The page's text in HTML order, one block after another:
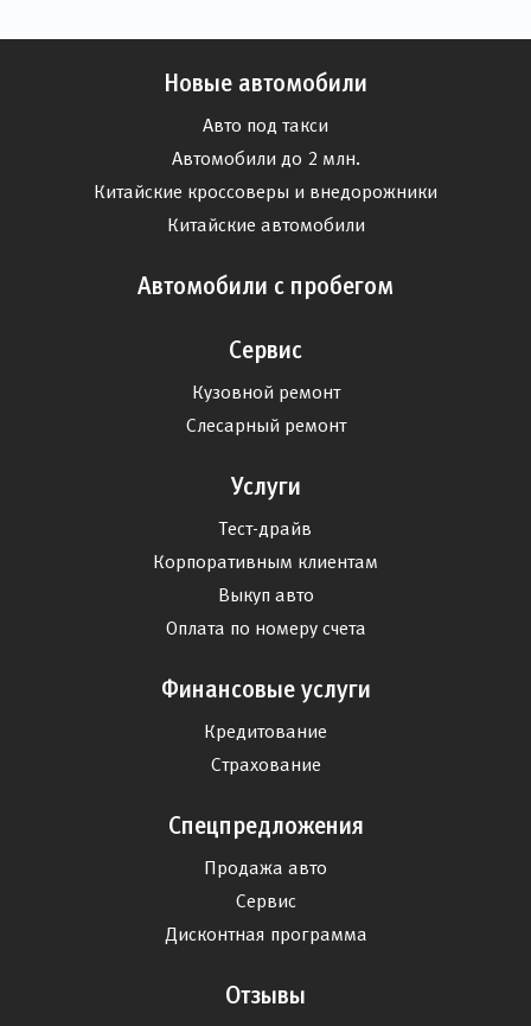
Новые автомобили
Авто под такси
Автомобили до 2 млн.
Китайские кроссоверы и внедорожники
Китайские автомобили
Автомобили с пробегом
Сервис
Кузовной ремонт
Слесарный ремонт
Услуги
Тест-драйв
Корпоративным клиентам
Выкуп авто
Оплата по номеру счета
Финансовые услуги
Кредитование
Страхование
Спецпредложения
Продажа авто
Сервис
Дисконтная программа
Отзывы